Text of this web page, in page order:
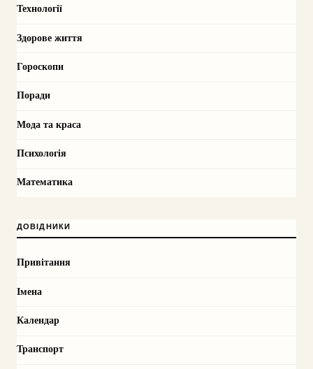
Технології
Здорове життя
Гороскопи
Поради
Мода та краса
Психологія
Математика
ДОВІДНИКИ
Привітання
Імена
Календар
Транспорт